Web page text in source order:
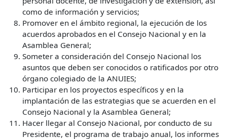
como de información y servicios;
Promover en el ámbito regional, la ejecución de los
acuerdos aprobados en el Consejo Nacional y en la
Asamblea General;
Someter a consideración del Consejo Nacional los
asuntos que deben ser conocidos o ratificados por otro
órgano colegiado de la ANUIES;
Participar en los proyectos específicos y en la
implantación de las estrategias que se acuerden en el
Consejo Nacional y la Asamblea General;
Hacer llegar al Consejo Nacional, por conducto de su
Presidente, el programa de trabajo anual, los informes